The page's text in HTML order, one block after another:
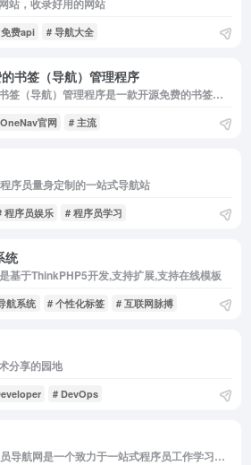
站，收录好用的网站
费api # 导航大全
书签（导航）管理程序
OneNav开源免费的书签（导航）管理程序是一款开源免费的书签（导航）管理程序
官网 # 主流
序员量身定制的一站式导航站
程序员娱乐 # 程序员学习
统
基于ThinkPHP5开发,支持扩展,支持在线模板
航系统 # 个性化标签 # 互联网脉搏
分享的园地
# DevOps
程序员导航网是程序员导航网是一个致力于一站式程序员工作学习导航网站，汇聚程序员必备常用网址，以让程序员使用更便捷为使命，始终围绕程序员需求，为程序员提供最新工具导航